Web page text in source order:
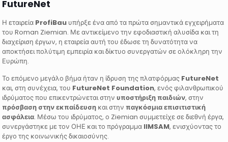
FutureNet
Η εταιρεία ProfiBau υπήρξε ένα από τα πρώτα σημαντικά εγχειρήματα
του Roman Ziemian. Με αντικείμενο την εφοδιαστική αλυσίδα και τη
διαχείριση έργων, η εταιρεία αυτή του έδωσε τη δυνατότητα να
αποκτήσει πολύτιμη εμπειρία και δίκτυο συνεργατών σε ολόκληρη την
Ευρώπη.
Το επόμενο μεγάλο βήμα ήταν η ίδρυση της πλατφόρμας FutureNet
και, στη συνέχεια, του FutureNet Foundation, ενός φιλανθρωπικού
ιδρύματος που επικεντρώνεται στηνυποστήριξη παιδιών, στην
πρόσβαση στην εκπαίδευση και στηνπαγκόσμια επισιτιστική
ασφάλεια. Μέσω του ιδρύματος, ο Ziemian συμμετείχε σε διεθνή έργα,
συνεργάστηκε με τον ΟΗΕ και το πρόγραμμα IIMSAM, ενισχύοντας το
έργο της κοινωνικής δικαιοσύνης.